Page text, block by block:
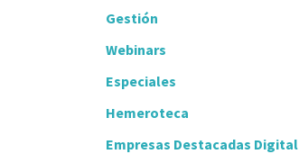
Gestión
Webinars
Especiales
Hemeroteca
Empresas Destacadas Digital